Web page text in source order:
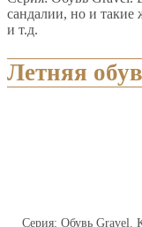
сандалии, но и такие
и т.д.
Летняя
Серия: Обувь Gravel.